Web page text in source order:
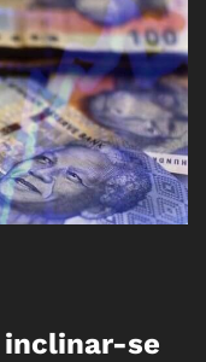
inclinar-se